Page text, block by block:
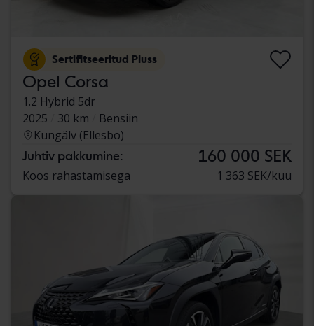
Sertifitseeritud Pluss
Opel Corsa
1.2 Hybrid 5dr
2025
30 km
Bensiin
Kungälv (Ellesbo)
Juhtiv pakkumine: 160 000 SEK
Koos rahastamisega 1 363 SEK/kuu